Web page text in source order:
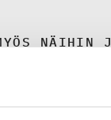
NÄIHIN